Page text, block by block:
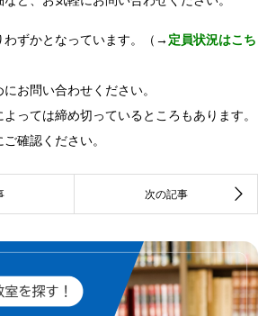
ずかとなっています。（ → 定員状況はこち
お問い合わせください。
っては締め切っているところもあります。
確認ください。